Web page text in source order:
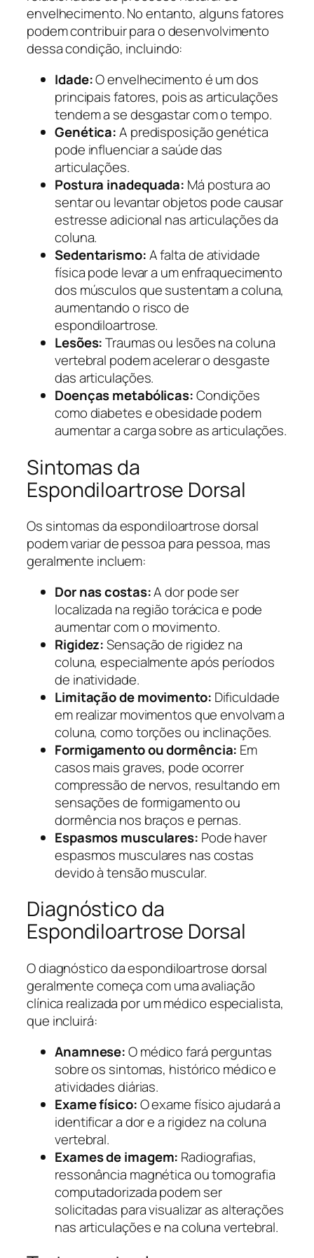
envelhecimento. No entanto, alguns fatores
podem contribuir para o desenvolvimento
dessa condição, incluindo:
Idade:O envelhecimento é um dos
principais fatores, pois as articulações
tendem a se desgastar com o tempo.
Genética:A predisposição genética
pode influenciar a saúde das
articulações.
Postura inadequada: Má postura ao
sentar ou levantar objetos pode causar
estresse adicional nas articulações da
coluna.
Sedentarismo:A falta de atividade
física pode levar a um enfraquecimento
dos músculos que sustentam a coluna,
aumentando o risco de
espondiloartrose.
Lesões:Traumas ou lesões na coluna
vertebral podem acelerar o desgaste
das articulações.
Doenças metabólicas:Condições
como diabetes e obesidade podem
aumentar a carga sobre as articulações.
Sintomas da
Espondiloartrose Dorsal
Os sintomas da espondiloartrose dorsal
podem variar de pessoa para pessoa, mas
geralmente incluem:
Dor nas costas:A dor pode ser
localizada na região torácica e pode
aumentar com o movimento.
Rigidez:Sensação de rigidez na
coluna, especialmente após períodos
de inatividade.
Limitação de movimento: Dificuldade
em realizar movimentos que envolvam a
coluna, como torções ou inclinações.
Formigamento ou dormência: Em
casos mais graves, pode ocorrer
compressão de nervos, resultando em
sensações de formigamento ou
dormência nos braços e pernas.
Espasmos musculares: Pode haver
espasmos musculares nas costas
devido à tensão muscular.
Diagnóstico da
Espondiloartrose Dorsal
O diagnóstico da espondiloartrose dorsal
geralmente começa com uma avaliação
clínica realizada por um médico especialista,
que incluirá:
Anamnese:O médico fará perguntas
sobre os sintomas, histórico médico e
atividades diárias.
Exame físico:O exame físico ajudará a
identificar a dor e a rigidez na coluna
vertebral.
Exames de imagem: Radiografias,
ressonância magnética ou tomografia
computadorizada podem ser
solicitadas para visualizar as alterações
nas articulações e na coluna vertebral.